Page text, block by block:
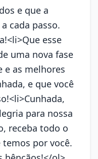
e que a
cada passo.
esse
uma nova fase
e as melhores
e que você
para nossa
receba todo o
por você.